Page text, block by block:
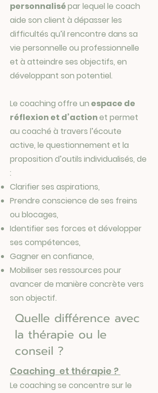
personnalisépar lequel le coach
aide son client à dépasser les
difficultés qu’il rencontre dans sa
vie personnelle ou professionnelle
et à atteindre ses objectifs, en
développant son potentiel.
Le coaching offre un espace de
réflexion et d’actionet permet
au coaché à travers l’écoute
active, le questionnement et la
proposition d’outils individualisés, de
:
Clarifier ses aspirations,
Prendre conscience de ses freins
ou blocages,
Identifier ses forces et développer
ses compétences,
Gagner en confiance,
Mobiliser ses ressources pour
avancer de manière concrète vers
son objectif.
Quelle différence avec
la thérapie ou le
conseil ?
Coaching et thérapie ?
Le coaching se concentre sur le